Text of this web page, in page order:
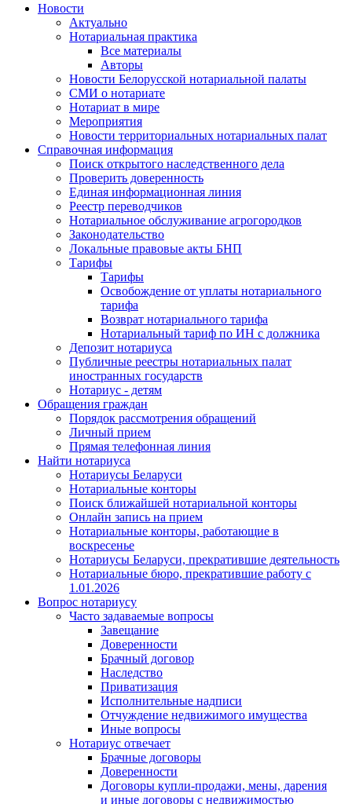
Новости
Актуально
Нотариальная практика
Все материалы
Авторы
Новости Белорусской нотариальной палаты
СМИ о нотариате
Нотариат в мире
Мероприятия
Новости территориальных нотариальных палат
Справочная информация
Поиск открытого наследственного дела
Проверить доверенность
Единая информационная линия
Реестр переводчиков
Нотариальное обслуживание агрогородков
Законодательство
Локальные правовые акты БНП
Тарифы
Тарифы
Освобождение от уплаты нотариального
тарифа
Возврат нотариального тарифа
Нотариальный тариф по ИН с должника
Депозит нотариуса
Публичные реестры нотариальных палат
иностранных государств
Нотариус - детям
Обращения граждан
Порядок рассмотрения обращений
Личный прием
Прямая телефонная линия
Найти нотариуса
Нотариусы Беларуси
Нотариальные конторы
Поиск ближайшей нотариальной конторы
Онлайн запись на прием
Нотариальные конторы, работающие в
воскресенье
Нотариусы Беларуси, прекратившие деятельность
Нотариальные бюро, прекратившие работу с
1.01.2026
Вопрос нотариусу
Часто задаваемые вопросы
Завещание
Доверенности
Брачный договор
Наследство
Приватизация
Исполнительные надписи
Отчуждение недвижимого имущества
Иные вопросы
Нотариус отвечает
Брачные договоры
Доверенности
Договоры купли-продажи, мены, дарения
и иные договоры с недвижимостью